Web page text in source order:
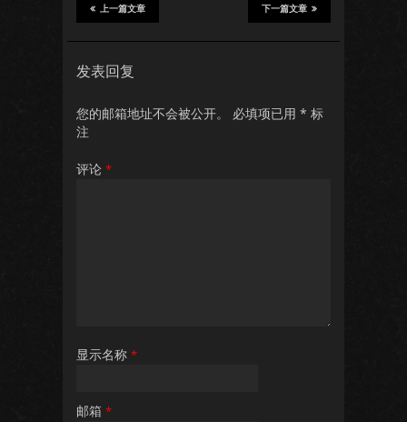
下一篇文章
上一篇文章
发表回复
您的邮箱地址不会被公开。 必填项已用 * 标
注
评论 *
显示名称 *
邮箱 *